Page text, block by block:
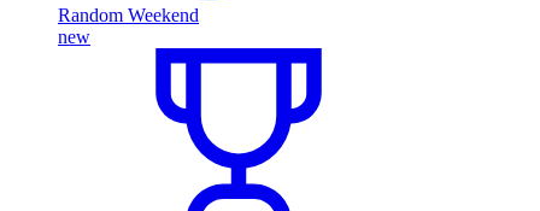
Random Weekend
new